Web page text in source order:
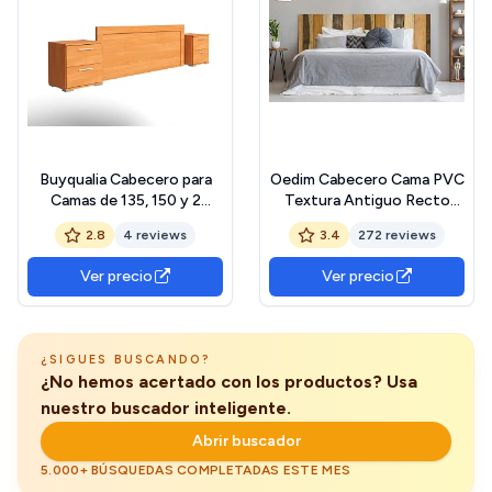
Buyqualia Cabecero para
Camas de 135, 150 y 2
mesitas de Noche en Color
Cerezo a Juego (2 Cajones,
1 Cabecero)
2.8 4 reviews
Ver precio
Oedim Cabecero Cama PVC
Textura Antiguo Recto
Vertical Madera Multicolor
150x60cm | Disponible en
Varias Medidas | Cabecero
Ligero, Elegante,
Resistente y Económico
3.4 272 reviews
Ver precio
¿SIGUES BUSCANDO?
¿No hemos acertado con los productos? Usa
nuestro buscador inteligente.
Abrir buscador
5.000+ BÚSQUEDAS COMPLETADAS ESTE MES